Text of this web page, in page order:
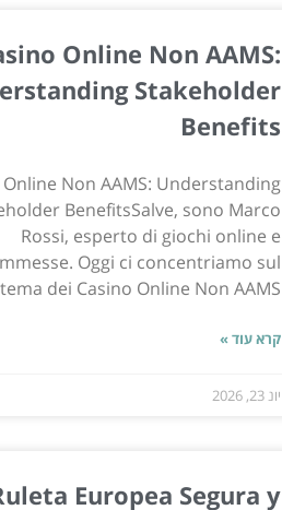
Online Non AAMS:
Stakeholder
Benefits
Online Non AAMS: Understanding
BenefitsSalve, sono Marco
Rossi, esperto di giochi online e
Oggi ci concentriamo sul
tema dei Casino Online Non AAMS,...
קרא עוד »
יונ 23, 2026
Europea Segura y